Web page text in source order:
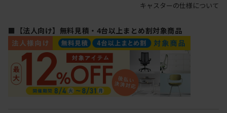
キャスターの仕様について
■【法人向け】無料見積・4台以上まとめ割対象商品